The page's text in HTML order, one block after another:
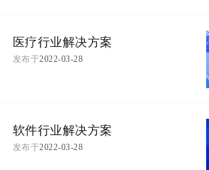
医疗行业解决方案
发布于2022-03-28
软件行业解决方案
发布于2022-03-28